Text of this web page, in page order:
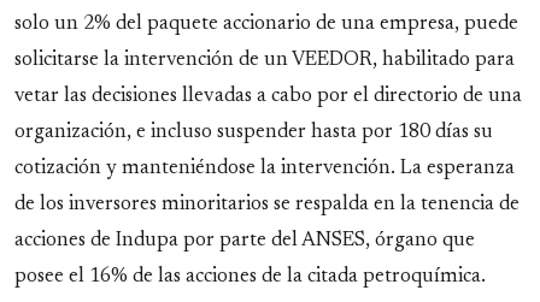
solo un 2% del paquete accionario de una empresa, puede
solicitarse la intervención de un VEEDOR, habilitado para
vetar las decisiones llevadas a cabo por el directorio de una
organización, e incluso suspender hasta por 180 días su
cotización y manteniéndose la intervención. La esperanza
de los inversores minoritarios se respalda en la tenencia de
acciones de Indupa por parte del ANSES, órgano que
posee el 16% de las acciones de la citada petroquímica.